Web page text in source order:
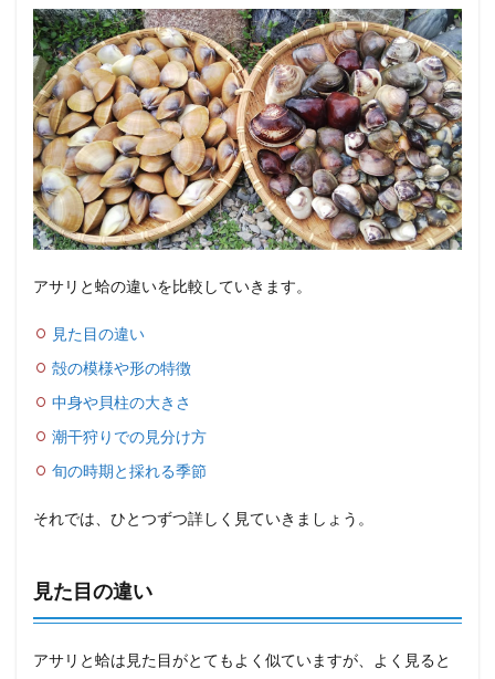
アサリと蛤の違いを比較していきます。
見た目の違い
殻の模様や形の特徴
中身や貝柱の大きさ
潮干狩りでの見分け方
旬の時期と採れる季節
それでは、ひとつずつ詳しく見ていきましょう。
見た目の違い
アサリと蛤は見た目がとてもよく似ていますが、よく見ると